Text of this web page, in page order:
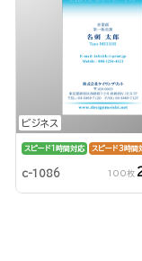
ビジネス
スピード1時間対応 スピード3時間
c-1086 100枚